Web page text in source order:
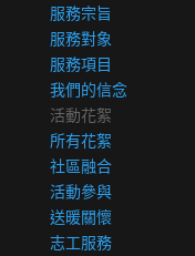
服務宗旨
服務對象
服務項目
我們的信念
活動花絮
所有花絮
社區融合
活動參與
送暖關懷
志工服務